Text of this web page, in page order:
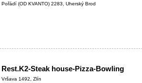
Pořádí (OD KVANTO) 2283, Uherský Brod
Rest.K2-Steak house-Pizza-Bowling
Vršava 1492, Zlín